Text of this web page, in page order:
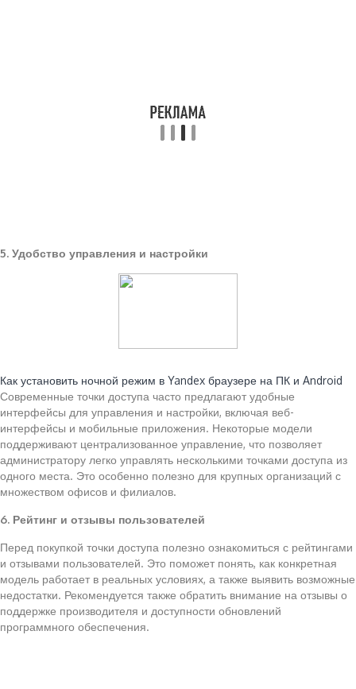
5. Удобство управления и настройки
Как установить ночной режим в Yandex браузере на ПК и Android
Современные точки доступа часто предлагают удобные
интерфейсы для управления и настройки, включая веб-
интерфейсы и мобильные приложения. Некоторые модели
поддерживают централизованное управление, что позволяет
администратору легко управлять несколькими точками доступа из
одного места. Это особенно полезно для крупных организаций с
множеством офисов и филиалов.
6. Рейтинг и отзывы пользователей
Перед покупкой точки доступа полезно ознакомиться с рейтингами
и отзывами пользователей. Это поможет понять, как конкретная
модель работает в реальных условиях, а также выявить возможные
недостатки. Рекомендуется также обратить внимание на отзывы о
поддержке производителя и доступности обновлений
программного обеспечения.